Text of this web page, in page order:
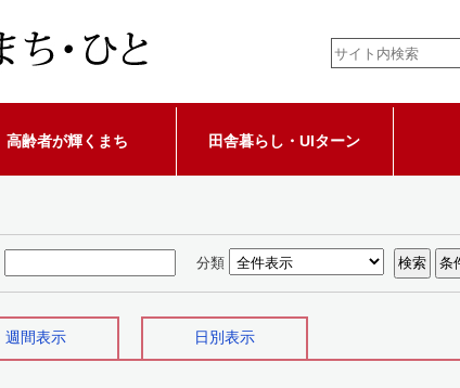
高齢者が輝くまち 田舎暮らし・UIターン
分類
週間表示 日別表示